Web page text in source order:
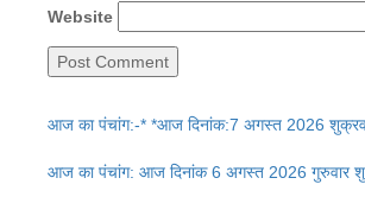
Website
आज का पंचांग:-* *आज दिनांक:7 अगस्त 2026
आज का पंचांग: आज दिनांक 6 अगस्त 2026 गुरुवार